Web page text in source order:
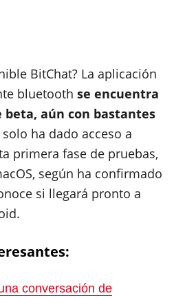
BitChat? La aplicación
bluetooth se encuentra
aún con bastantes
ha dado acceso a
primera fase de pruebas,
según ha confirmado
si llegará pronto a
conversación de